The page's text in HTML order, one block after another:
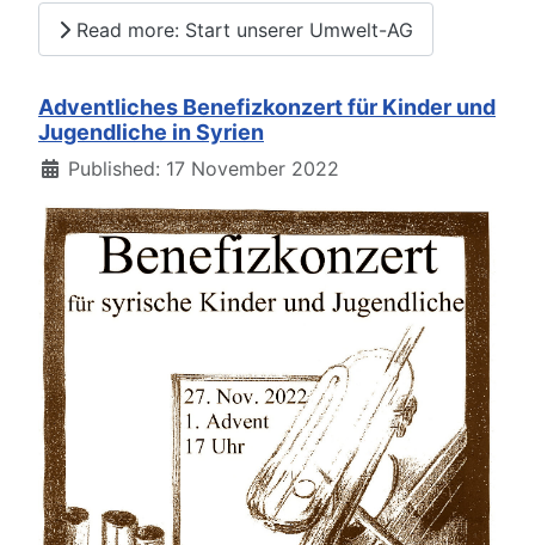
Read more: Start unserer Umwelt-AG
Adventliches Benefizkonzert für Kinder und
Jugendliche in Syrien
DetailsPublished: 17 November 2022